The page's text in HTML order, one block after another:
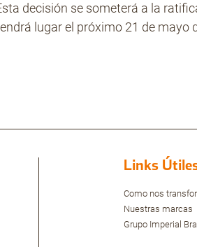
decisión se someterá a la
lugar el próximo 21 de mayo
Links
Como nos
Nuestras marcas
Grupo Imperial